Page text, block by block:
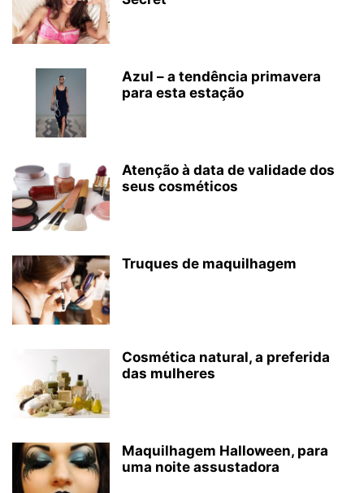
Azul – a tendência primavera
para esta estação
Atenção à data de validade dos
seus cosméticos
Truques de maquilhagem
Cosmética natural, a preferida
das mulheres
Maquilhagem Halloween, para
uma noite assustadora